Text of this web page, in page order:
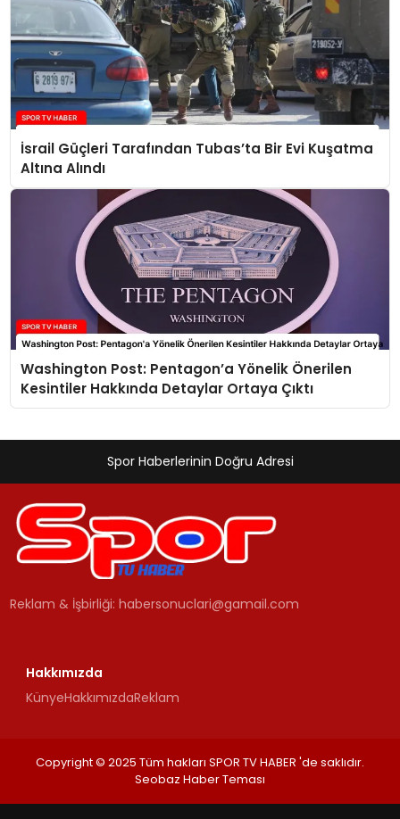
İsrail Güçleri Tarafından Tubas’ta Bir Evi Kuşatma
Altına Alındı
Washington Post: Pentagon’a Yönelik Önerilen
Kesintiler Hakkında Detaylar Ortaya Çıktı
Spor Haberlerinin Doğru Adresi
Reklam & İşbirliği:habersonuclari@gamail.com
Hakkımızda
KünyeHakkımızdaReklam
Copyright © 2025 Tüm hakları SPOR TV HABER 'de saklıdır.
Seobaz Haber Teması